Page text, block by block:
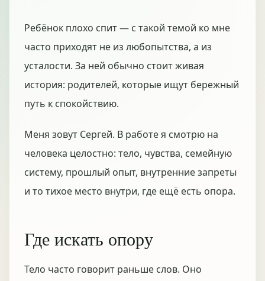
Ребёнок плохо спит — с такой темой ко мне
часто приходят не из любопытства, а из
усталости. За ней обычно стоит живая
история: родителей, которые ищут бережный
путь к спокойствию.
Меня зовут Сергей. В работе я смотрю на
человека целостно: тело, чувства, семейную
систему, прошлый опыт, внутренние запреты
и то тихое место внутри, где ещё есть опора.
Где искать опору
Тело часто говорит раньше слов. Оно